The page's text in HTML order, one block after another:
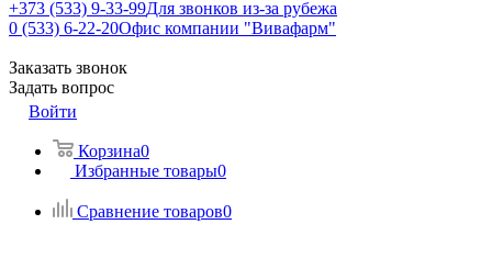
+373 (533) 9-33-99Для звонков из-за рубежа
0 (533) 6-22-20Офис компании "Вивафарм"
Заказать звонок
Задать вопрос
Войти
Корзина0
Избранные товары0
Сравнение товаров0